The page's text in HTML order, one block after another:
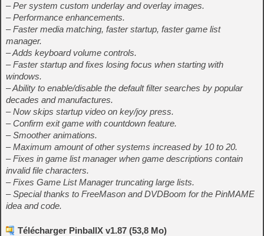
– Per system custom underlay and overlay images.
– Performance enhancements.
– Faster media matching, faster startup, faster game list
manager.
– Adds keyboard volume controls.
– Faster startup and fixes losing focus when starting with
windows.
– Ability to enable/disable the default filter searches by popular
decades and manufactures.
– Now skips startup video on key/joy press.
– Confirm exit game with countdown feature.
– Smoother animations.
– Maximum amount of other systems increased by 10 to 20.
– Fixes in game list manager when game descriptions contain
invalid file characters.
– Fixes Game List Manager truncating large lists.
– Special thanks to FreeMason and DVDBoom for the PinMAME
idea and code.
Télécharger PinballX v1.87 (53,8 Mo)